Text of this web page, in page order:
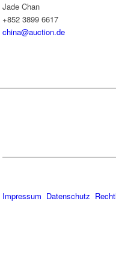
Jade Chan
+852 3899 6617
china@auction.de
Impressum Datenschutz